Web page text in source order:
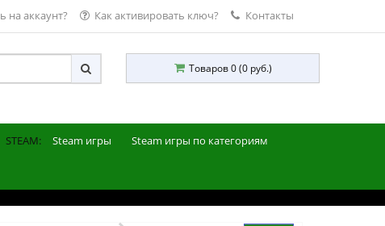
на аккаунт? Как активировать ключ? Контакты
Товаров 0 (0 руб.)
STEAM: Steam игры Steam игры по категориям